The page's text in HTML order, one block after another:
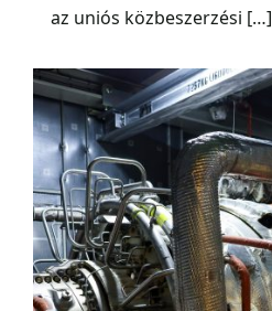
az uniós közbeszerzési […]